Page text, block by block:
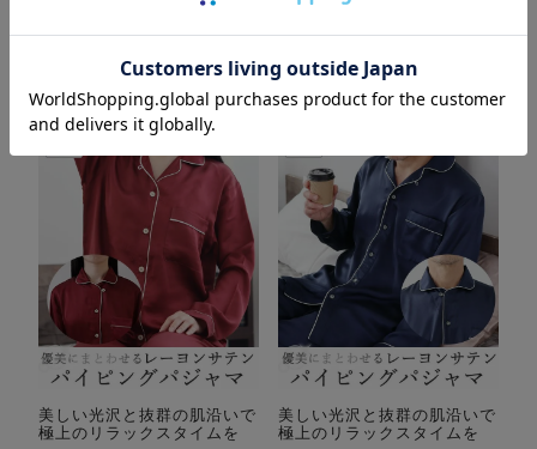
詳細を見る 詳細を見る
美しい光沢と抜群の肌沿いで
極上のリラックスタイムを
美しい光沢と抜群の肌沿いで
極上のリラックスタイムを